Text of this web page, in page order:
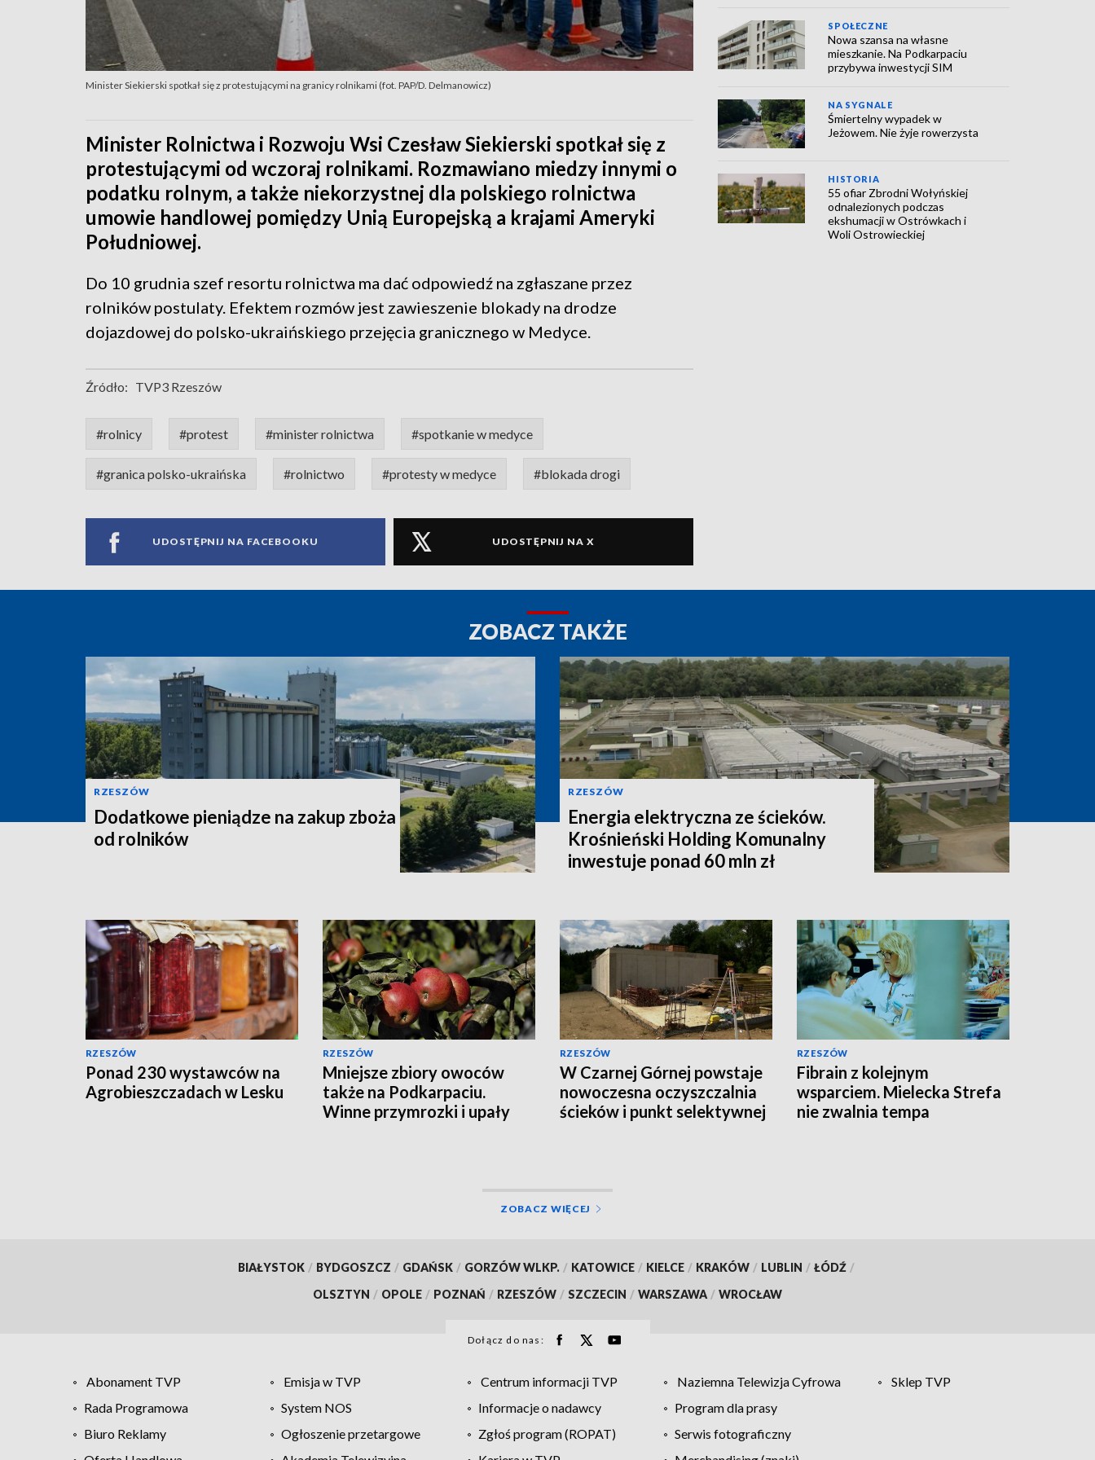
Minister Siekierski spotkał się z protestującymi na granicy rolnikami (fot. PAP/D. Delmanowicz)
Minister Rolnictwa i Rozwoju Wsi Czesław Siekierski spotkał się z
protestującymi od wczoraj rolnikami. Rozmawiano miedzy innymi o
podatku rolnym, a także niekorzystnej dla polskiego rolnictwa
umowie handlowej pomiędzy Unią Europejską a krajami Ameryki
Południowej.
Do 10 grudnia szef resortu rolnictwa ma dać odpowiedź na zgłaszane przez
rolników postulaty. Efektem rozmów jest zawieszenie blokady na drodze
dojazdowej do polsko-ukraińskiego przejęcia granicznego w Medyce.
Źródło: TVP3 Rzeszów
#rolnicy #protest #minister rolnictwa #spotkanie w medyce
#granica polsko-ukraińska #rolnictwo #protesty w medyce #blokada drogi
UDOSTĘPNIJ NA FACEBOOKU UDOSTĘPNIJ NA X
SPOŁECZNE
Nowa szansa na własne
mieszkanie. Na Podkarpaciu
przybywa inwestycji SIM
NA SYGNALE
Śmiertelny wypadek w
Jeżowem. Nie żyje rowerzysta
HISTORIA
55 ofiar Zbrodni Wołyńskiej
odnalezionych podczas
ekshumacji w Ostrówkach i
Woli Ostrowieckiej
ZOBACZ TAKŻE
RZESZÓW
Dodatkowe pieniądze na zakup zboża
od rolników
RZESZÓW
Energia elektryczna ze ścieków.
Krośnieński Holding Komunalny
inwestuje ponad 60 mln zł
RZESZÓW
Ponad 230 wystawców na
Agrobieszczadach w Lesku
RZESZÓW
Mniejsze zbiory owoców
także na Podkarpaciu.
Winne przymrozki i upały
RZESZÓW
W Czarnej Górnej powstaje
nowoczesna oczyszczalnia
ścieków i punkt selektywnej
RZESZÓW
Fibrain z kolejnym
wsparciem. Mielecka Strefa
nie zwalnia tempa
ZOBACZ WIĘCEJ
BIAŁYSTOK / BYDGOSZCZ / GDAŃSK / GORZÓW WLKP. / KATOWICE / KIELCE / KRAKÓW / LUBLIN / ŁÓDŹ /
OLSZTYN / OPOLE / POZNAŃ / RZESZÓW / SZCZECIN / WARSZAWA / WROCŁAW
Dołącz do nas:
Abonament TVP Emisja w TVP Centrum informacji TVP Naziemna Telewizja Cyfrowa
Sklep TVP
Rada Programowa
System NOS Informacje o nadawcy
Program dla prasy
Biuro Reklamy
Ogłoszenie przetargowe Zgłoś program (ROPAT)
Serwis fotograficzny